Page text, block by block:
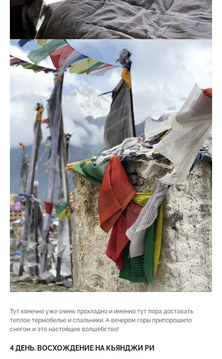
Тут конечно уже очень прохладно и именно тут пора доставать
теплое термобелье и спальники. А вечером горы припорошило
снегом и это настоящее волшебство!
4 ДЕНЬ. ВОСХОЖДЕНИЕ НА КЬЯНДЖИ РИ